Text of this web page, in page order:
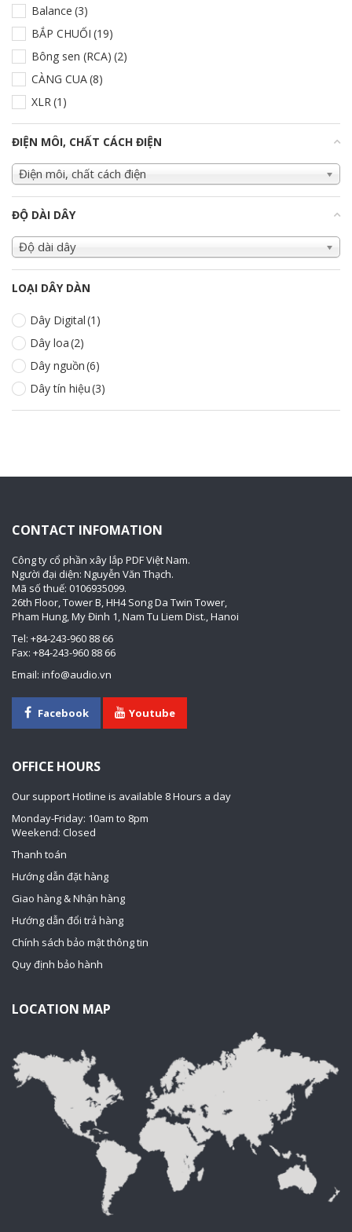
Balance (3)
BẮP CHUỐI (19)
Bông sen (RCA) (2)
CÀNG CUA(8)
XLR(1)
ĐIỆN MÔI, CHẤT CÁCH ĐIỆN
Điện môi, chất cách điện
ĐỘ DÀI DÂY
Độ dài dây
LOẠI DÂY DÀN
Dây Digital(1)
Dây loa(2)
Dây nguồn(6)
Dây tín hiệu(3)
CONTACT INFOMATION
Công ty cổ phần xây lắp PDF Việt Nam.
Người đại diện: Nguyễn Văn Thạch.
Mã số thuế: 0106935099.
26th Floor, Tower B, HH4 Song Da Twin Tower,
Pham Hung, My Đinh 1, Nam Tu Liem Dist., Hanoi
Tel: +84-243-960 88 66
Fax: +84-243-960 88 66
Email: info@audio.vn
Facebook Youtube
OFFICE HOURS
Our support Hotline is available 8 Hours a day
Monday-Friday: 10am to 8pm
Weekend: Closed
Thanh toán
Hướng dẫn đặt hàng
Giao hàng & Nhận hàng
Hướng dẫn đổi trả hàng
Chính sách bảo mật thông tin
Quy định bảo hành
LOCATION MAP